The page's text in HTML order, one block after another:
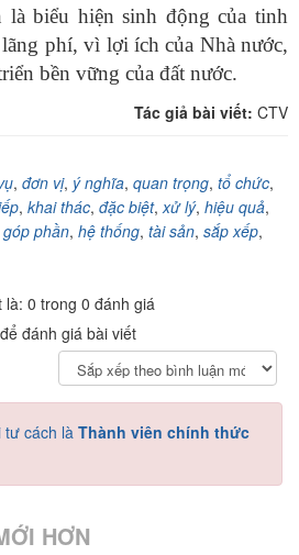
là biểu hiện sinh động của tinh
phí, vì lợi ích của Nhà nước,
bền vững của đất nước.
Tác giả bài viết: CTV
, đơn vị, ý nghĩa, quan trọng, tổ chức,
, khai thác, đặc biệt,xử lý, hiệu quả,
góp phần, hệ thống, tài sản, sắp xếp,
0 trong 0 đánh giá
đánh giá bài viết
tư cách là Thành viên chính thức
HƠN